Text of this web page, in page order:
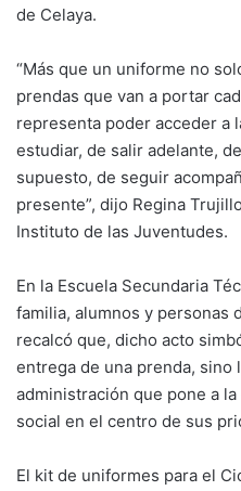
de Celaya.
“Más que un uniforme no
prendas que van a portar
representa poder acceder a
estudiar, de salir adelante,
supuesto, de seguir
presente”, dijo Regina
Instituto de las Juventudes.
En la Escuela Secundaria
familia, alumnos y personas
recalcó que, dicho acto
entrega de una prenda, sino
administración que pone a
social en el centro de sus
El kit de uniformes para el